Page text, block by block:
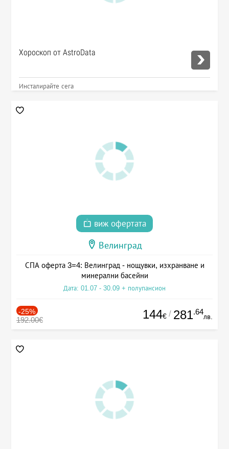
Хороскоп от AstroData
Инсталирайте сега
виж офертата
Велинград
СПА оферта 3=4: Велинград - нощувки, изхранване и
минерални басейни
Дата: 01.07 - 30.09 + полупансион
-25%
192.00€ 144€ / 281.64
лв.